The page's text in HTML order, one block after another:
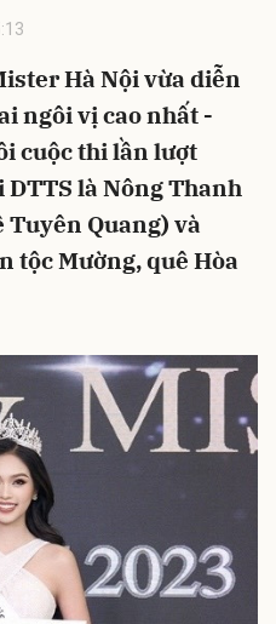
Hà Nội vừa diễn
ngôi vị cao nhất -
cuộc thi lần lượt
là Nông Thanh
Tuyên Quang) và
tộc Mường, quê Hòa